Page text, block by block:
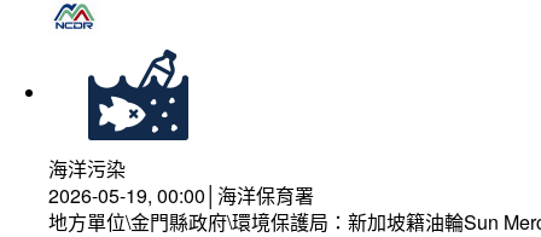
海洋污染
2026-05-19, 00:00│海洋保育署
地方單位\金門縣政府\環境保護局：新加坡籍油輪Sun